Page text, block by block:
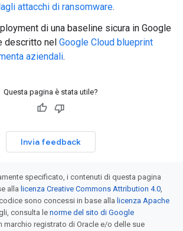
attacchi di ransomware.
di una baseline sicura in Google
descritto nel Google Cloud blueprint
aziendali.
Questa pagina è stata utile?
Invia feedback
specificato, i contenuti di questa pagina
alla licenza Creative Commons Attribution 4.0,
sono concessi in base alla licenza Apache
consulta lenorme del sito di Google
marchio registrato di Oracle e/o delle sue